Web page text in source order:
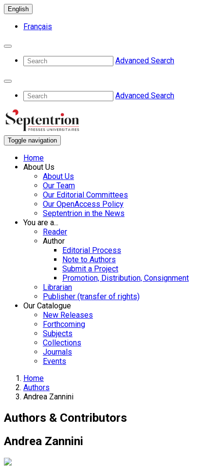
English
Français
Advanced Search
Advanced Search
Toggle navigation
Home
About Us
About Us
Our Team
Our Editorial Committees
Our OpenAccess Policy
Septentrion in the News
You are a...
Reader
Author
Editorial Process
Note to Authors
Submit a Project
Promotion, Distribution, Consignment
Librarian
Publisher (transfer of rights)
Our Catalogue
New Releases
Forthcoming
Subjects
Collections
Journals
Events
Home
Authors
Andrea Zannini
Authors & Contributors
Andrea Zannini